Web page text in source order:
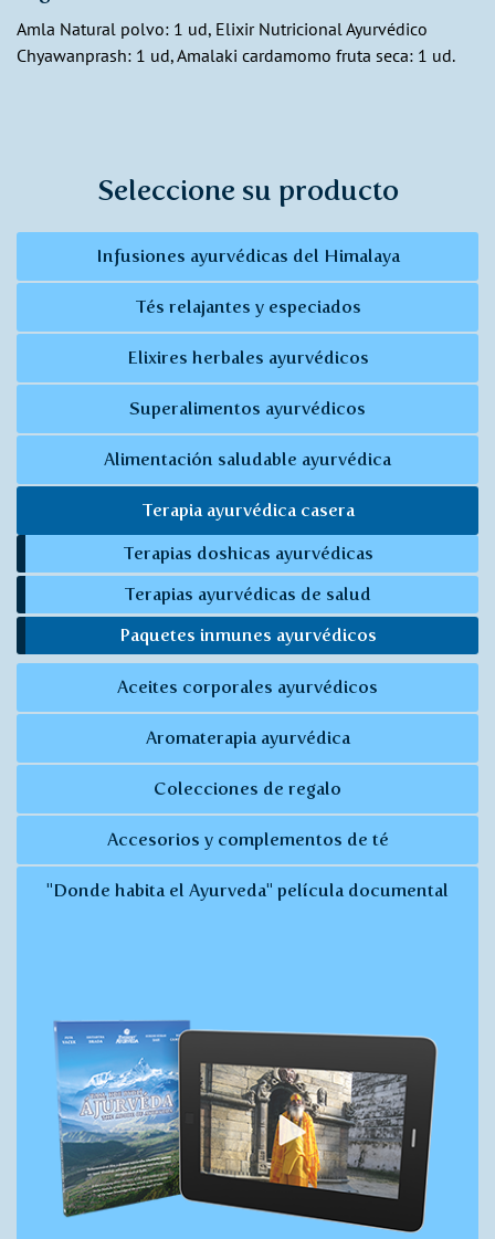
Amla Natural polvo: 1 ud, Elixir Nutricional Ayurvédico
Chyawanprash: 1 ud, Amalaki cardamomo fruta seca: 1 ud.
Seleccione su producto
Infusiones ayurvédicas del Himalaya
Tés relajantes y especiados
Elixires herbales ayurvédicos
Superalimentos ayurvédicos
Alimentación saludable ayurvédica
Terapia ayurvédica casera
Terapias doshicas ayurvédicas
Terapias ayurvédicas de salud
Paquetes inmunes ayurvédicos
Aceites corporales ayurvédicos
Aromaterapia ayurvédica
Colecciones de regalo
Accesorios y complementos de té
"Donde habita el Ayurveda" película documental